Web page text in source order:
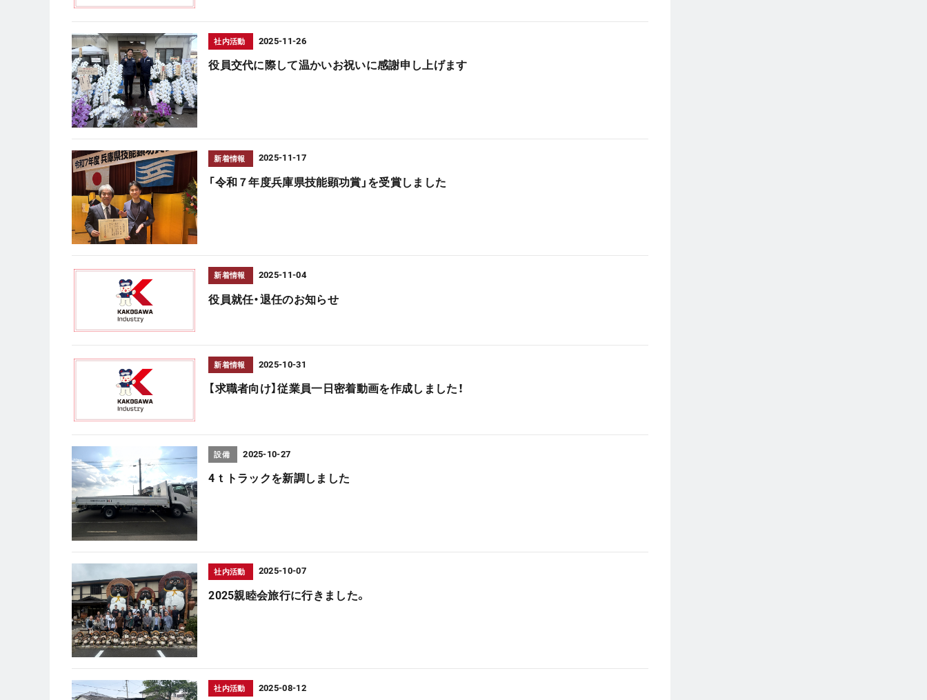
社内活動 2025-11-26
役員交代に際して温かいお祝いに感謝申し上げます
新着情報 2025-11-17
「令和７年度兵庫県技能顕功賞」を受賞しました
新着情報 2025-11-04
役員就任・退任のお知らせ
新着情報 2025-10-31
【求職者向け】従業員一日密着動画を作成しました！
設備 2025-10-27
4ｔトラックを新調しました
社内活動 2025-10-07
2025親睦会旅行に行きました。
社内活動 2025-08-12